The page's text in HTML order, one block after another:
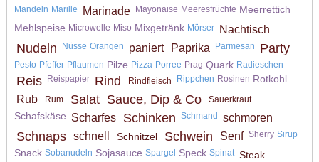
Mandeln Marille Marinade Mayonaise Meeresfrüchte Meerrettich
Mehlspeise Microwelle Miso Mixgetränk Mörser Nachtisch
Nudeln Nüsse Orangen paniert Paprika Parmesan Party
Pesto Pfeffer Pflaumen Pilze Pizza Porree Prag Quark Radieschen
Reis Reispapier Rind Rindfleisch Rippchen Rosinen Rotkohl
Rub Rum Salat Sauce, Dip & Co Sauerkraut
Schafskäse Scharfes Schinken Schmand schmoren
Schnaps schnell Schnitzel Schwein Senf Sherry Sirup
Snack Sobanudeln Sojasauce Spargel Speck Spinat Steak